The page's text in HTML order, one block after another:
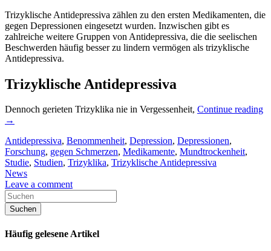
Trizyklische Antidepressiva zählen zu den ersten Medikamenten, die
gegen Depressionen eingesetzt wurden. Inzwischen gibt es
zahlreiche weitere Gruppen von Antidepressiva, die die seelischen
Beschwerden häufig besser zu lindern vermögen als trizyklische
Antidepressiva.
Trizyklische Antidepressiva
Dennoch gerieten Trizyklika nie in Vergessenheit, Continue reading
→
Antidepressiva, Benommenheit, Depression, Depressionen,
Forschung, gegen Schmerzen, Medikamente, Mundtrockenheit,
Studie, Studien, Trizyklika, Trizyklische Antidepressiva
News
Leave a comment
Häufig gelesene Artikel